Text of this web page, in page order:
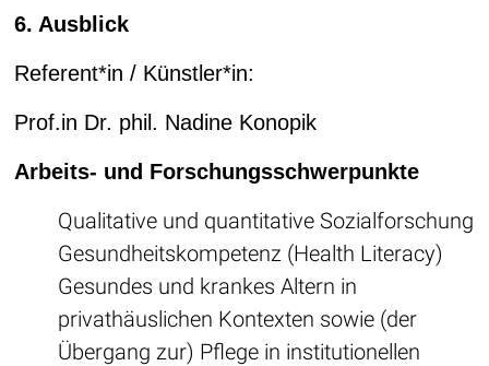
6. Ausblick
Referent*in / Künstler*in:
Prof.in Dr. phil. Nadine Konopik
Arbeits- und Forschungsschwerpunkte
Qualitative und quantitative Sozialforschung
Gesundheitskompetenz (Health Literacy)
Gesundes und krankes Altern in
privathäuslichen Kontexten sowie (der
Übergang zur) Pflege in institutionellen